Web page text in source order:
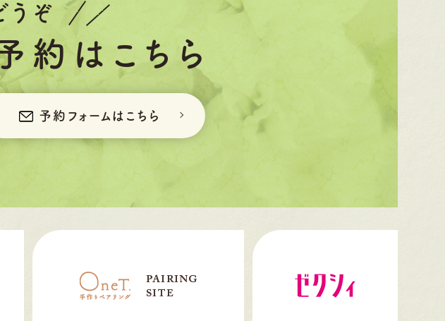
うぞ
約はこちら
予約フォーム はこちら